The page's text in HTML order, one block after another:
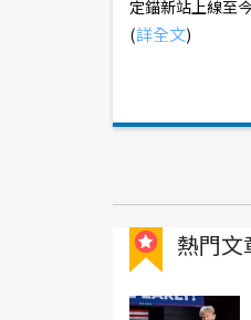
(詳全文)
熱門文